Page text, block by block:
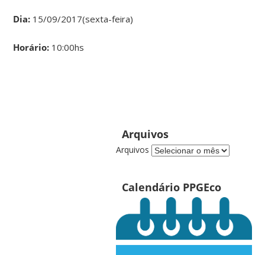
Dia: 15/09/2017(sexta-feira)
Horário: 10:00hs
Arquivos
Arquivos
Calendário PPGEco